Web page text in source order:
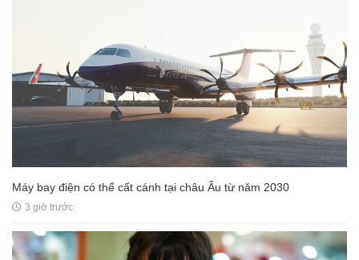
Máy bay điện có thể cất cánh tại châu Âu từ năm 2030
3 giờ trước